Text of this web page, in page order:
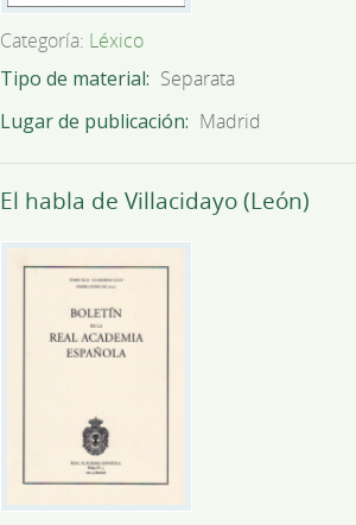
Categoría: Léxico
Tipo de material
Separata
Lugar de publicación
Madrid
El habla de Villacidayo (León)